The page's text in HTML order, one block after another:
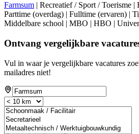
Farmsum | Recreatief / Sport / Toerisme |
Parttime (overdag) | Fulltime (ervaren) |
Middelbare school | MBO | HBO |
Ontvang vergelijkbare
Vul in waar je vergelijkbare vacatures
mailadres niet!